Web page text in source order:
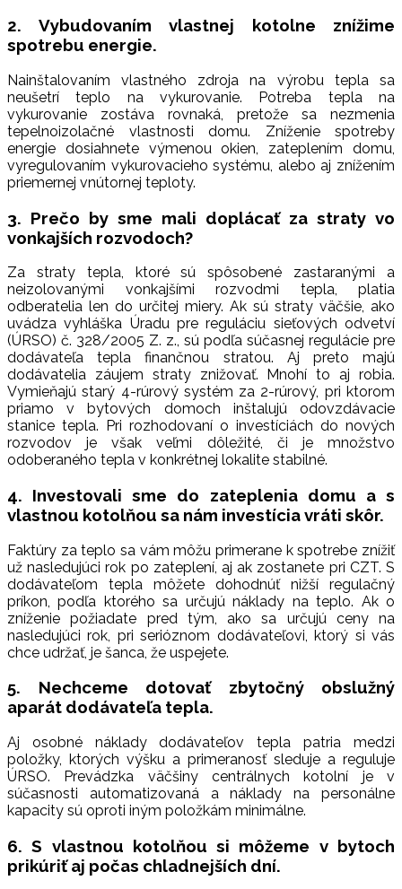
2. Vybudovaním vlastnej kotolne znížime
spotrebu energie.
Nainštalovaním vlastného zdroja na výrobu tepla sa
neušetrí teplo na vykurovanie. Potreba tepla na
vykurovanie zostáva rovnaká, pretože sa nezmenia
tepelnoizolačné vlastnosti domu. Zníženie spotreby
energie dosiahnete výmenou okien, zateplením domu,
vyregulovaním vykurovacieho systému, alebo aj znížením
priemernej vnútornej teploty.
3. Prečo by sme mali doplácať za straty vo
vonkajších rozvodoch?
Za straty tepla, ktoré sú spôsobené zastaranými a
neizolovanými vonkajšími rozvodmi tepla, platia
odberatelia len do určitej miery. Ak sú straty väčšie, ako
uvádza vyhláška Úradu pre reguláciu sieťových odvetví
(ÚRSO) č. 328/2005 Z. z., sú podľa súčasnej regulácie pre
dodávateľa tepla finančnou stratou. Aj preto majú
dodávatelia záujem straty znižovať. Mnohí to aj robia.
Vymieňajú starý 4-rúrový systém za 2-rúrový, pri ktorom
priamo v bytových domoch inštalujú odovzdávacie
stanice tepla. Pri rozhodovaní o investíciách do nových
rozvodov je však veľmi dôležité, či je množstvo
odoberaného tepla v konkrétnej lokalite stabilné.
4. Investovali sme do zateplenia domu a s
vlastnou kotolňou sa nám investícia vráti skôr.
Faktúry za teplo sa vám môžu primerane k spotrebe znížiť
už nasledujúci rok po zateplení, aj ak zostanete pri CZT. S
dodávateľom tepla môžete dohodnúť nižší regulačný
príkon, podľa ktorého sa určujú náklady na teplo. Ak o
zníženie požiadate pred tým, ako sa určujú ceny na
nasledujúci rok, pri serióznom dodávateľovi, ktorý si vás
chce udržať, je šanca, že uspejete.
5. Nechceme dotovať zbytočný obslužný
aparát dodávateľa tepla.
Aj osobné náklady dodávateľov tepla patria medzi
položky, ktorých výšku a primeranosť sleduje a reguluje
ÚRSO. Prevádzka väčšiny centrálnych kotolní je v
súčasnosti automatizovaná a náklady na personálne
kapacity sú oproti iným položkám minimálne.
6. S vlastnou kotolňou si môžeme v bytoch
prikúriť aj počas chladnejších dní.